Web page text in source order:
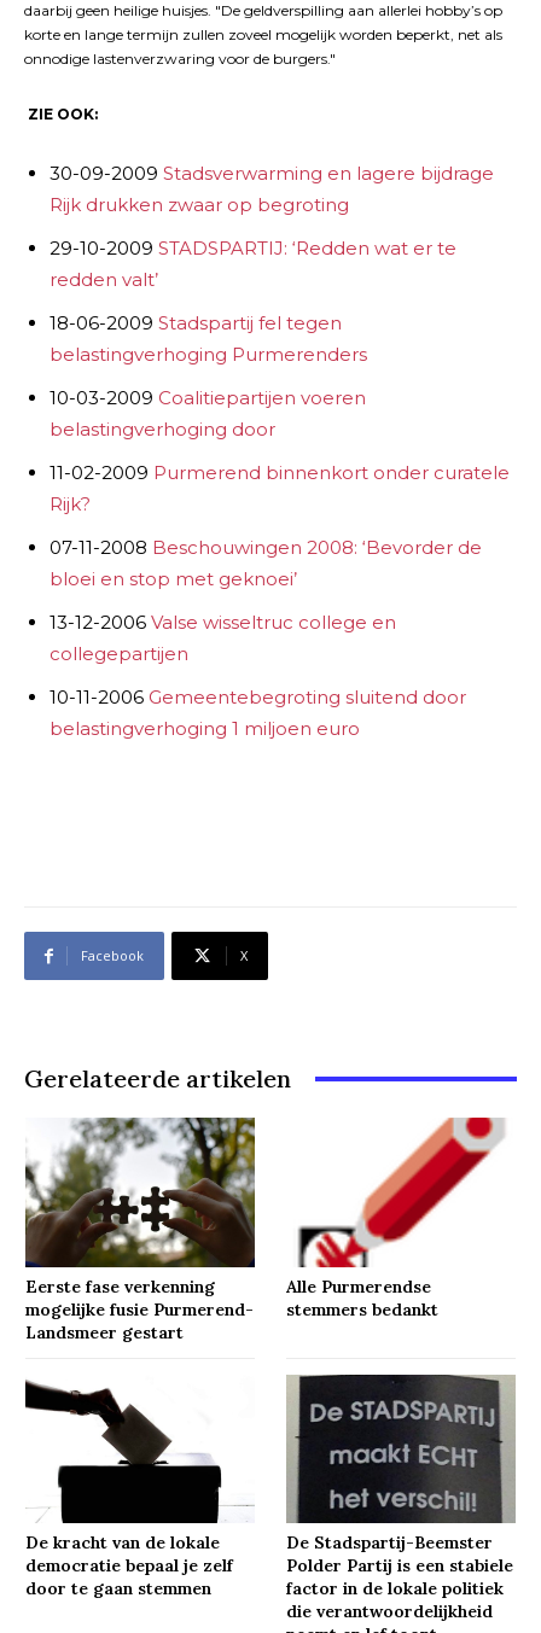
daarbij geen heilige huisjes. "De geldverspilling aan allerlei hobby’s op
korte en lange termijn zullen zoveel mogelijk worden beperkt, net als
onnodige lastenverzwaring voor de burgers."
ZIE OOK:
30-09-2009 Stadsverwarming en lagere bijdrage
Rijk drukken zwaar op begroting
29-10-2009 STADSPARTIJ: ‘Redden wat er te
redden valt’
18-06-2009 Stadspartij fel tegen
belastingverhoging Purmerenders
10-03-2009 Coalitiepartijen voeren
belastingverhoging door
11-02-2009 Purmerend binnenkort onder curatele
Rijk?
07-11-2008 Beschouwingen 2008: ‘Bevorder de
bloei en stop met geknoei’
13-12-2006 Valse wisseltruc college en
collegepartijen
10-11-2006 Gemeentebegroting sluitend door
belastingverhoging 1 miljoen euro
Facebook X
Gerelateerde artikelen
Eerste fase verkenning
mogelijke fusie Purmerend-
Landsmeer gestart
Alle Purmerendse
stemmers bedankt
De kracht van de lokale
democratie bepaal je zelf
door te gaan stemmen
De Stadspartij-Beemster
Polder Partij is een stabiele
factor in de lokale politiek
die verantwoordelijkheid